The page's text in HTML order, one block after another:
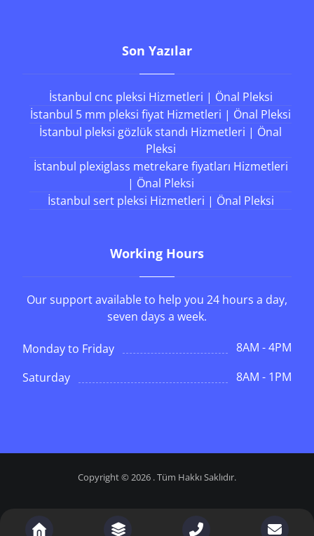
Son Yazılar
İstanbul cnc pleksi Hizmetleri | Önal Pleksi
İstanbul 5 mm pleksi fiyat Hizmetleri | Önal Pleksi
İstanbul pleksi gözlük standı Hizmetleri | Önal
Pleksi
İstanbul plexiglass metrekare fiyatları Hizmetleri
| Önal Pleksi
İstanbul sert pleksi Hizmetleri | Önal Pleksi
Working Hours
Our support available to help you 24 hours a day,
seven days a week.
Monday to Friday
8AM - 4PM
Saturday
8AM - 1PM
Copyright © 2026 . Tüm Hakkı Saklıdır.